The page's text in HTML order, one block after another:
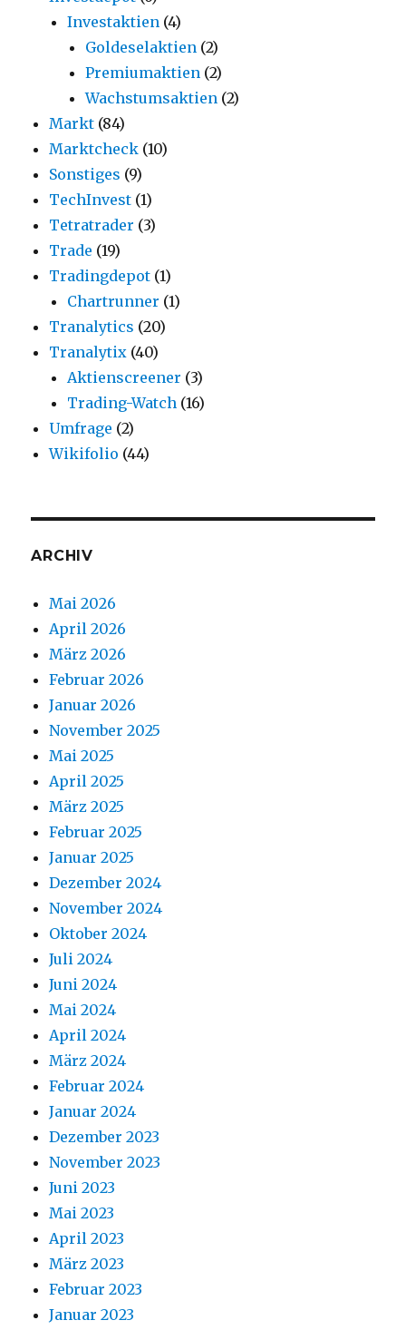
Investaktien (4)
Goldeselaktien (2)
Premiumaktien (2)
Wachstumsaktien (2)
Markt (84)
Marktcheck (10)
Sonstiges (9)
TechInvest (1)
Tetratrader (3)
Trade (19)
Tradingdepot (1)
Chartrunner (1)
Tranalytics (20)
Tranalytix (40)
Aktienscreener (3)
Trading-Watch (16)
Umfrage (2)
Wikifolio (44)
ARCHIV
Mai 2026
April 2026
März 2026
Februar 2026
Januar 2026
November 2025
Mai 2025
April 2025
März 2025
Februar 2025
Januar 2025
Dezember 2024
November 2024
Oktober 2024
Juli 2024
Juni 2024
Mai 2024
April 2024
März 2024
Februar 2024
Januar 2024
Dezember 2023
November 2023
Juni 2023
Mai 2023
April 2023
März 2023
Februar 2023
Januar 2023